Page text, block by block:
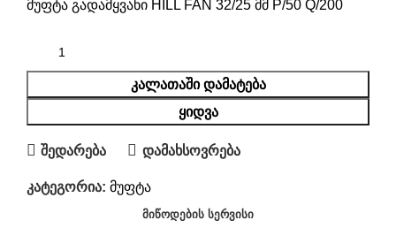
მუფტა გადამყვანი HILL FAN 32/25 მმ P/50 Q/200
ᲙᲐᲚᲐᲗᲐᲨᲘ ᲓᲐᲛᲐᲢᲔᲑᲐ
ᲧᲘᲓᲕᲐ
შედარება დამახსოვრება
კატეგორია: მუფტა
ᲛᲘᲬᲝᲓᲔᲑᲘᲡ ᲡᲔᲠᲕᲘᲡᲘ